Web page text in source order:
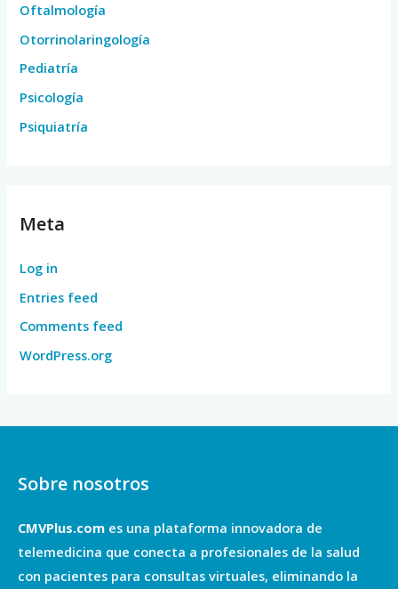
Oftalmología
Otorrinolaringología
Pediatría
Psicología
Psiquiatría
Meta
Log in
Entries feed
Comments feed
WordPress.org
Sobre nosotros
CMVPlus.com es una plataforma innovadora de
telemedicina que conecta a profesionales de la salud
con pacientes para consultas virtuales, eliminando la